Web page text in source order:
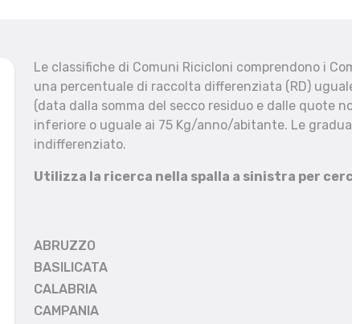
Reset filtri
Le classifiche di Comuni Ricicloni comprendono i
una percentuale di raccolta differenziata (RD)
(data dalla somma del secco residuo e dalle quote
inferiore o uguale ai 75 Kg/anno/abitante. Le
indifferenziato.
Utilizza la ricerca nella spalla a sinistra per
ABRUZZO
BASILICATA
CALABRIA
CAMPANIA